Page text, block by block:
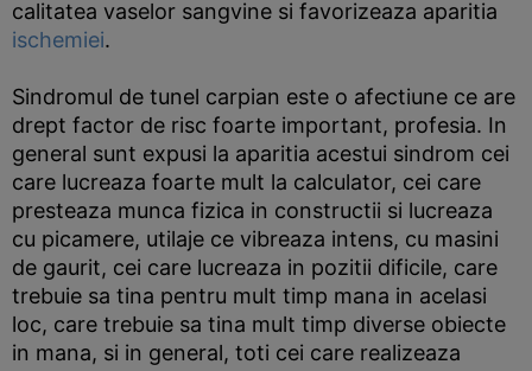
calitatea vaselor sangvine si favorizeaza aparitia
ischemiei.
Sindromul de tunel carpian este o afectiune ce are
drept factor de risc foarte important, profesia. In
general sunt expusi la aparitia acestui sindrom cei
care lucreaza foarte mult la calculator, cei care
presteaza munca fizica in constructii si lucreaza
cu picamere, utilaje ce vibreaza intens, cu masini
de gaurit, cei care lucreaza in pozitii dificile, care
trebuie sa tina pentru mult timp mana in acelasi
loc, care trebuie sa tina mult timp diverse obiecte
in mana, si in general, toti cei care realizeaza